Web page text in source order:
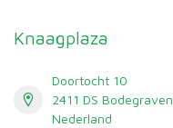
Knaagplaza
Doortocht 10
2411 DS Bodegraven
Nederland